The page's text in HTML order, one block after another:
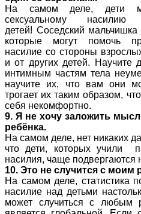
На самом деле, дети
сексуальному
детей! Соседский
которые могут помочь
насилие со стороны
и от других детей. Научите
интимным частям тела
научите их, что вам они
трогает их таким образом,
себя некомфортно.
9. Я не хочу заложить
ребёнка.
На самом деле, нет никаких
что дети, которых учили
насилия, чаще подвергаются
10. Это не случится с моим
На самом деле, статистика
насилие над детьми
может случиться с любым